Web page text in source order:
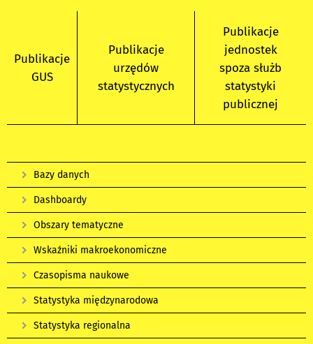
Publikacje
GUS
Publikacje
urzędów
statystycznych
Publikacje
jednostek
spoza służb
statystyki
publicznej
Bazy danych
Dashboardy
Obszary tematyczne
Wskaźniki makroekonomiczne
Czasopisma naukowe
Statystyka międzynarodowa
Statystyka regionalna